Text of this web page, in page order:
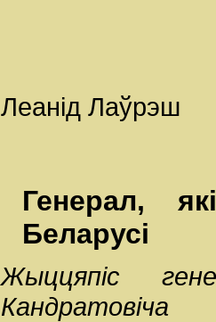
Леанід Лаўрэш
Генерал,
Беларусі
Жыццяпіс
Кандратовіча